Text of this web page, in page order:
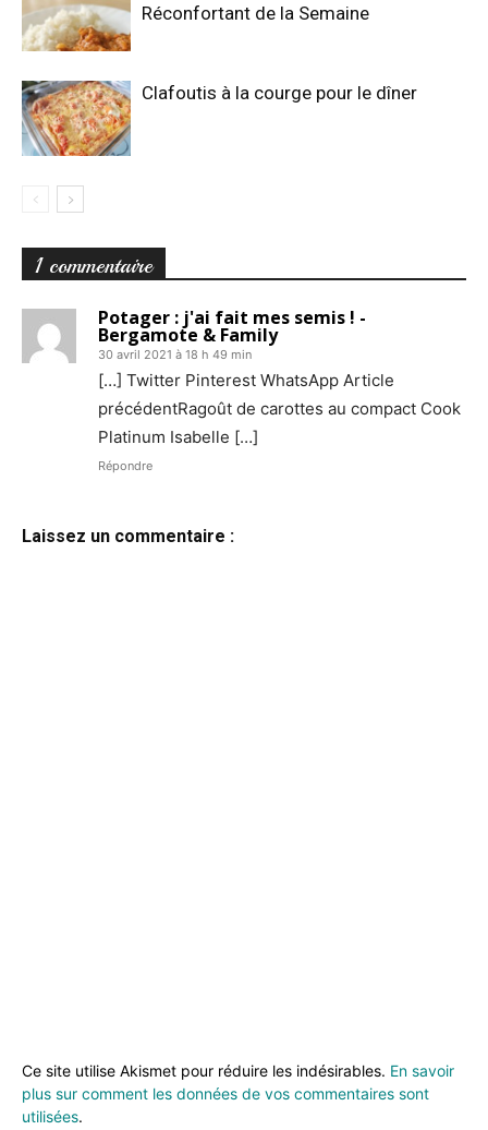
Réconfortant de la Semaine
Clafoutis à la courge pour le dîner
1 commentaire
Potager : j'ai fait mes semis ! -
Bergamote & Family
30 avril 2021 à 18 h 49 min
[…] Twitter Pinterest WhatsApp Article
précédentRagoût de carottes au compact Cook
Platinum Isabelle […]
Répondre
Laissez un commentaire :
Ce site utilise Akismet pour réduire les indésirables. En savoir
plus sur comment les données de vos commentaires sont
utilisées.